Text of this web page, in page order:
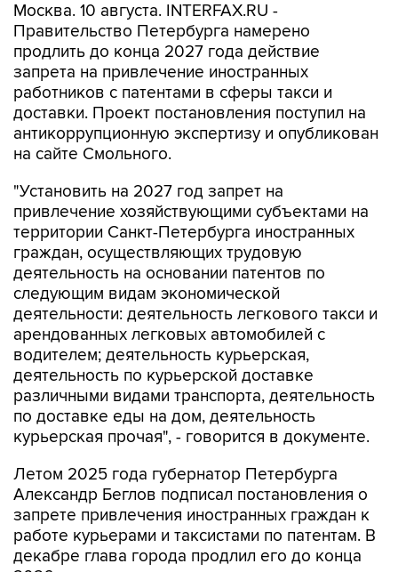
Москва. 10 августа. INTERFAX.RU -
Правительство Петербурга намерено
продлить до конца 2027 года действие
запрета на привлечение иностранных
работников с патентами в сферы такси и
доставки. Проект постановления поступил на
антикоррупционную экспертизу и опубликован
на сайте Смольного.
"Установить на 2027 год запрет на
привлечение хозяйствующими субъектами на
территории Санкт-Петербурга иностранных
граждан, осуществляющих трудовую
деятельность на основании патентов по
следующим видам экономической
деятельности: деятельность легкового такси и
арендованных легковых автомобилей с
водителем; деятельность курьерская,
деятельность по курьерской доставке
различными видами транспорта, деятельность
по доставке еды на дом, деятельность
курьерская прочая", - говорится в документе.
Летом 2025 года губернатор Петербурга
Александр Беглов подписал постановления о
запрете привлечения иностранных граждан к
работе курьерами и таксистами по патентам. В
декабре глава города продлил его до конца